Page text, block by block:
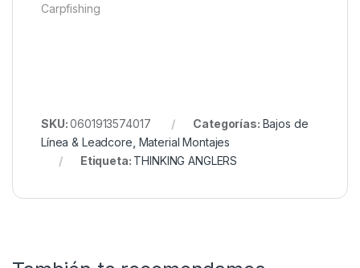
Carpfishing
SKU:0601913574017 Categorías: Bajos de
Línea & Leadcore Material Montajes
Etiqueta: THINKING ANGLERS